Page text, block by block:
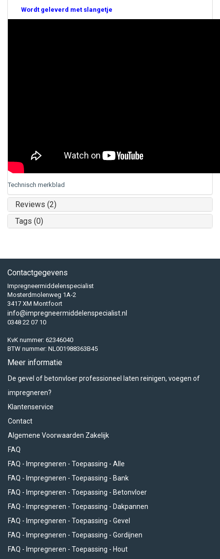
Wordt geleverd met slangetje
Technisch merkblad
Reviews (2)
Tags (0)
Contactgegevens
Impregneermiddelenspecialist
Mosterdmolenweg 1A-2
3417 XM Montfoort
info@impregneermiddelenspecialist.nl
0348 22 07 10
KvK nummer: 62346040
BTW nummer: NL001988363B45
Meer informatie
De gevel of betonvloer professioneel laten reinigen, voegen of
impregneren?
Klantenservice
Contact
Algemene Voorwaarden Zakelijk
FAQ
FAQ - Impregneren - Toepassing - Alle
FAQ - Impregneren - Toepassing - Bank
FAQ - Impregneren - Toepassing - Betonvloer
FAQ - Impregneren - Toepassing - Dakpannen
FAQ - Impregneren - Toepassing - Gevel
FAQ - Impregneren - Toepassing - Gordijnen
FAQ - Impregneren - Toepassing - Hout